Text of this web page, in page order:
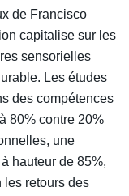
de Francisco
capitalise sur les
sensorielles
Les études
des compétences
80% contre 20%
une
à hauteur de 85%,
les retours des